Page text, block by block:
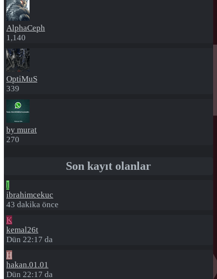
AlphaCeph
1,140
OptiMuS
339
by murat
270
Son kayıt olanlar
I
ibrahimcekuc
43 dakika önce
K
kemal26t
Dün 22:17 da
H
hakan.01.01
Dün 22:17 da